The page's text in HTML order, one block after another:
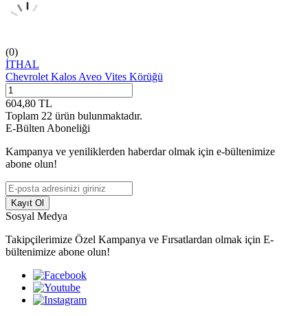
(0)
İTHAL
Chevrolet Kalos Aveo Vites Körüğü
604,80 TL
Toplam 22 ürün bulunmaktadır.
E-Bülten Aboneliği
Kampanya ve yeniliklerden haberdar olmak için e-bültenimize
abone olun!
Kayıt Ol
Sosyal Medya
Takipçilerimize Özel Kampanya ve Fırsatlardan olmak için E-
bültenimize abone olun!